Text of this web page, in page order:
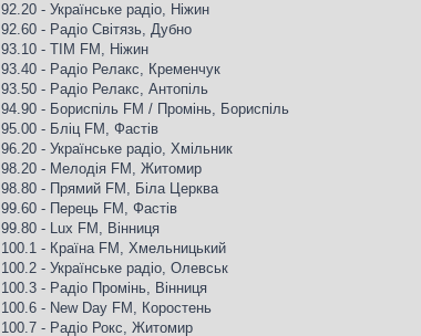
92.20 - Українське радіо, Ніжин
92.60 - Радіо Світязь, Дубно
93.10 - ТІМ FM, Ніжин
93.40 - Радіо Релакс, Кременчук
93.50 - Радіо Релакс, Антопіль
94.90 - Бориспіль FM / Промінь, Бориспіль
95.00 - Бліц FM, Фастів
96.20 - Українське радіо, Хмільник
98.20 - Мелодія FM, Житомир
98.80 - Прямий FM, Біла Церква
99.60 - Перець FM, Фастів
99.80 - Lux FM, Вінниця
100.1 - Країна FM, Хмельницький
100.2 - Українське радіо, Олевськ
100.3 - Радіо Промінь, Вінниця
100.6 - New Day FM, Коростень
100.7 - Радіо Рокс, Житомир